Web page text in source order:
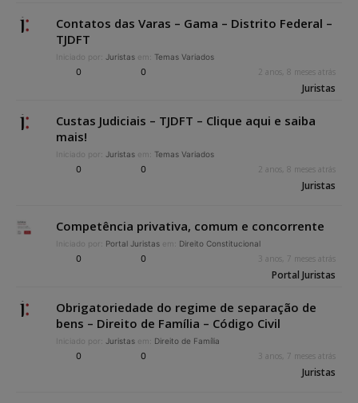
Contatos das Varas – Gama – Distrito Federal –
TJDFT
Iniciado por: Juristas em: Temas Variados
0 0 2 anos, 8 meses atrás
Juristas
Custas Judiciais – TJDFT – Clique aqui e saiba
mais!
Iniciado por: Juristas em: Temas Variados
0 0 2 anos, 8 meses atrás
Juristas
Competência privativa, comum e concorrente
Iniciado por: Portal Juristas em: Direito Constitucional
0 0 3 anos, 7 meses atrás
Portal Juristas
Obrigatoriedade do regime de separação de
bens – Direito de Família – Código Civil
Iniciado por: Juristas em: Direito de Família
0 0 3 anos, 7 meses atrás
Juristas